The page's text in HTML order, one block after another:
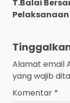
T.Balai
Alamat email
yang wajib
Komentar *